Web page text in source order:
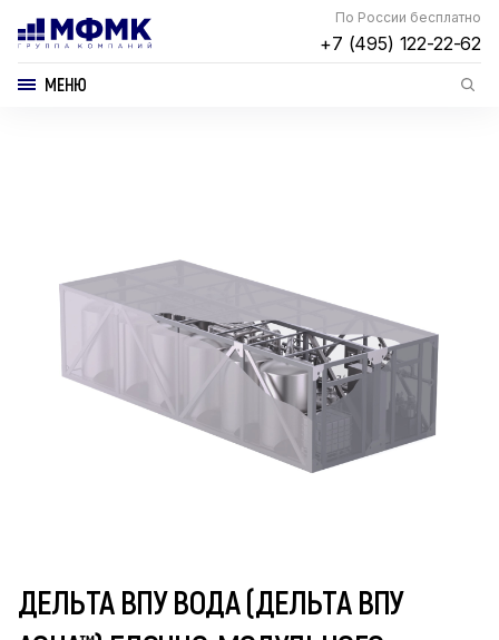
По России бесплатно
+7 (495) 122-22-62
МЕНЮ
ДЕЛЬТА ВПУ ВОДА (ДЕЛЬТА ВПУ